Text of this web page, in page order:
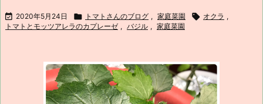
 2020年5月24日  トマトさんのブログ , 家庭菜園  オクラ ,
トマトとモッツアレラのカプレーゼ , バジル , 家庭菜園